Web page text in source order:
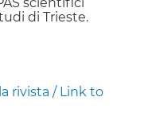
di Trieste.
rivista / Link to